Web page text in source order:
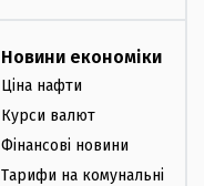
Новини економіки
Ціна нафти
Курси валют
Фінансові новини
Тарифи на комунальні